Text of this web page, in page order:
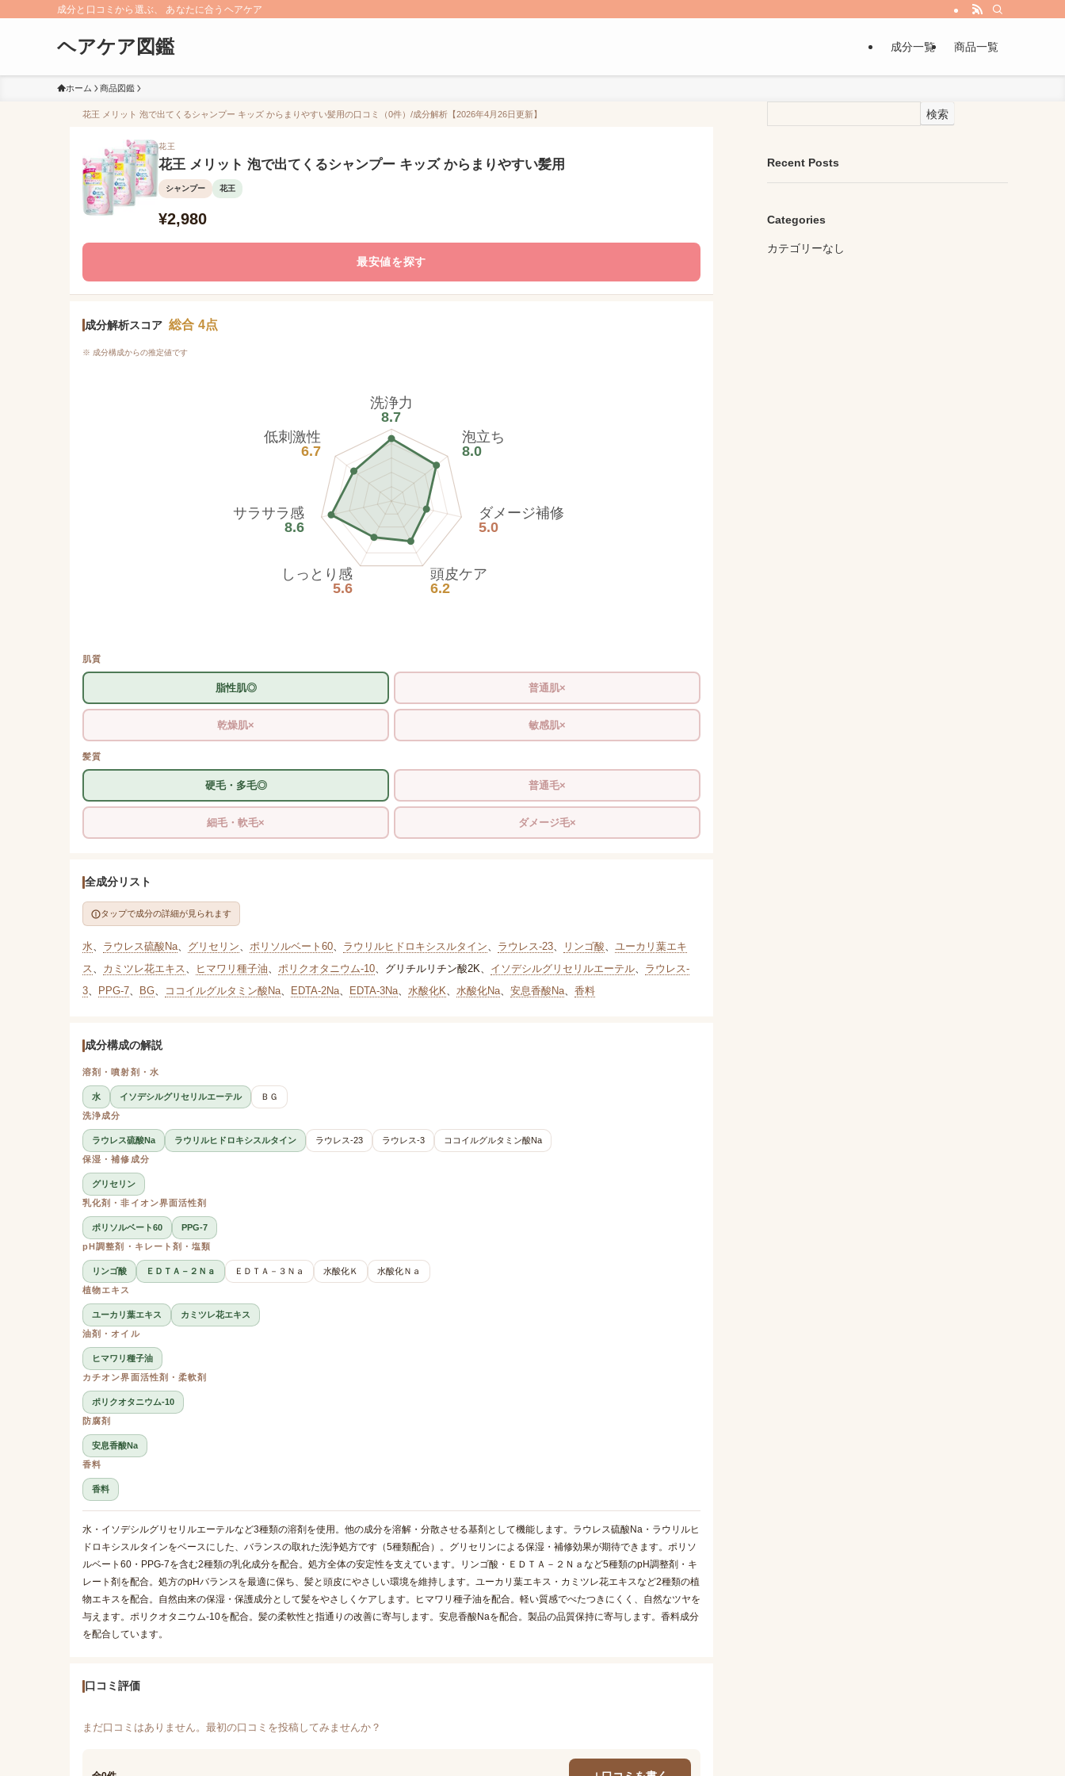
成分と口コミから選ぶ、 あなたに合うヘアケア
ヘアケア図鑑 成分一覧 商品一覧
ホーム 商品図鑑
花王 メリット 泡で出てくるシャンプー キッズ からまりやすい髪用の口コミ（0件）/成分解析【2026年4月26日更新】
花王
花王 メリット 泡で出てくるシャンプー キッズ からまりやすい髪用
シャンプー 花王
¥2,980
最安値を探す
成分解析スコア 総合 4点
※ 成分構成からの推定値です
洗浄力
8.7
泡立ち
8.0
ダメージ補修
5.0
頭皮ケア
6.2
しっとり感
5.6
サラサラ感
8.6
低刺激性
6.7
肌質
脂性肌◎ 普通肌×
乾燥肌× 敏感肌×
髪質
硬毛・多毛◎ 普通毛×
細毛・軟毛× ダメージ毛×
全成分リスト
タップで成分の詳細が見られます
水、 ラウレス硫酸Na、 グリセリン、 ポリソルベート60、 ラウリルヒドロキシスルタイン、 ラウレス-23、 リンゴ酸、 ユーカリ葉エキ
ス、 カミツレ花エキス、 ヒマワリ種子油、 ポリクオタニウム-10、 グリチルリチン酸2K、 イソデシルグリセリルエーテル、 ラウレス-
3、 PPG-7、 BG、 ココイルグルタミン酸Na、 EDTA-2Na、 EDTA-3Na、 水酸化K、 水酸化Na、 安息香酸Na、 香料
成分構成の解説
溶剤・噴射剤・水
水 イソデシルグリセリルエーテル
ＢＧ
洗浄成分
ラウレス硫酸Na ラウリルヒドロキシスルタイン ラウレス-23 ラウレス-3
ココイルグルタミン酸Na
保湿・補修成分
グリセリン
乳化剤・非イオン界面活性剤
ポリソルベート60
PPG-7
pH調整剤・キレート剤・塩類
リンゴ酸 ＥＤＴＡ－２Ｎａ ＥＤＴＡ－３Ｎａ 水酸化Ｋ
水酸化Ｎａ
植物エキス
ユーカリ葉エキス
カミツレ花エキス
油剤・オイル
ヒマワリ種子油
カチオン界面活性剤・柔軟剤
ポリクオタニウム-10
防腐剤
安息香酸Na
香料
香料
水・イソデシルグリセリルエーテルなど3種類の溶剤を使用。他の成分を溶解・分散させる基剤として機能します。ラウレス硫酸Na・ラウリルヒ
ドロキシスルタインをベースにした、バランスの取れた洗浄処方です（5種類配合）。グリセリンによる保湿・補修効果が期待できます。ポリソ
ルベート60・PPG-7を含む2種類の乳化成分を配合。処方全体の安定性を支えています。リンゴ酸・ＥＤＴＡ－２Ｎａなど5種類のpH調整剤・キ
レート剤を配合。処方のpHバランスを最適に保ち、髪と頭皮にやさしい環境を維持します。ユーカリ葉エキス・カミツレ花エキスなど2種類の植
物エキスを配合。自然由来の保湿・保護成分として髪をやさしくケアします。ヒマワリ種子油を配合。軽い質感でべたつきにくく、自然なツヤを
与えます。ポリクオタニウム-10を配合。髪の柔軟性と指通りの改善に寄与します。安息香酸Naを配合。製品の品質保持に寄与します。香料成分
を配合しています。
口コミ評価
まだ口コミはありません。最初の口コミを投稿してみませんか？
検索
Recent Posts
Categories
カテゴリーなし